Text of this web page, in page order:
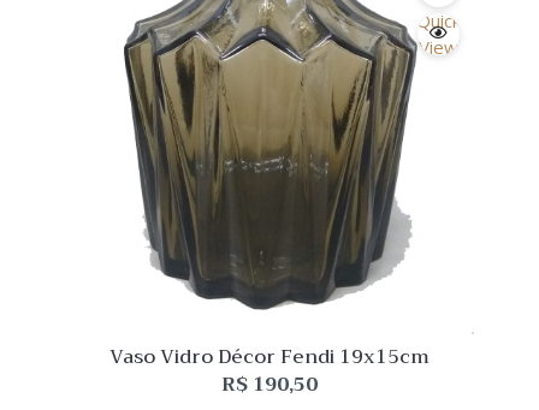
Quick
View
Vaso Vidro Décor Fendi 19x15cm
R$ 190,50